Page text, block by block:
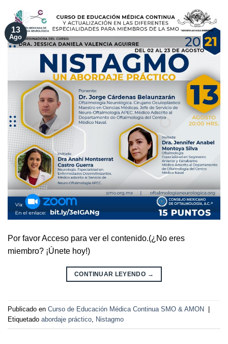
13
Ago
Por favor Acceso para ver el contenido.(¿No eres
miembro? ¡Únete hoy!)
CONTINUAR LEYENDO →
Publicado en Curso de Educación Médica Continua SMO & AMON |
Etiquetado abordaje práctico Nistagmo